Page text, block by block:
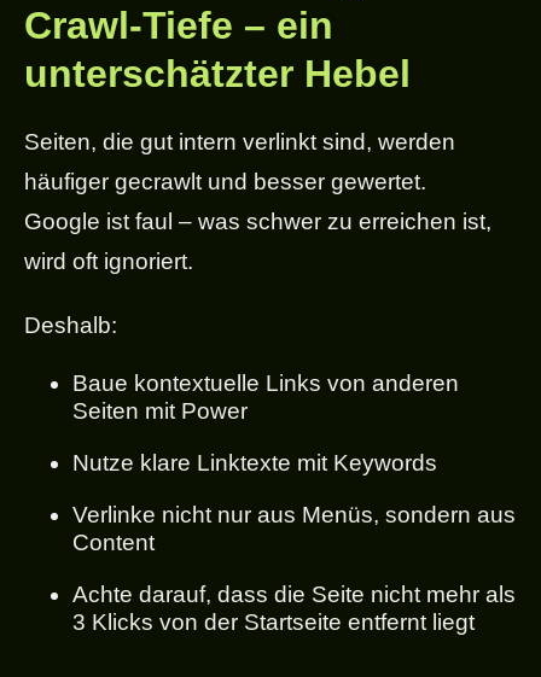
Crawl-Tiefe – ein
unterschätzter Hebel
Seiten, die gut intern verlinkt sind, werden
häufiger gecrawlt und besser gewertet.
Google ist faul – was schwer zu erreichen ist,
wird oft ignoriert.
Deshalb:
Baue kontextuelle Links von anderen
Seiten mit Power
Nutze klare Linktexte mit Keywords
Verlinke nicht nur aus Menüs, sondern aus
Content
Achte darauf, dass die Seite nicht mehr als
3 Klicks von der Startseite entfernt liegt